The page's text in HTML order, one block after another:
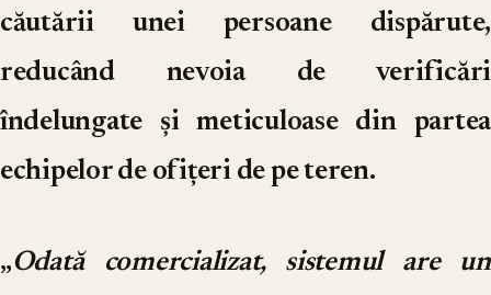
căutării unei persoane dispărute,
reducând nevoia de verificări
îndelungate și meticuloase din partea
echipelor de ofițeri de pe teren.
„Odată comercializat, sistemul are un